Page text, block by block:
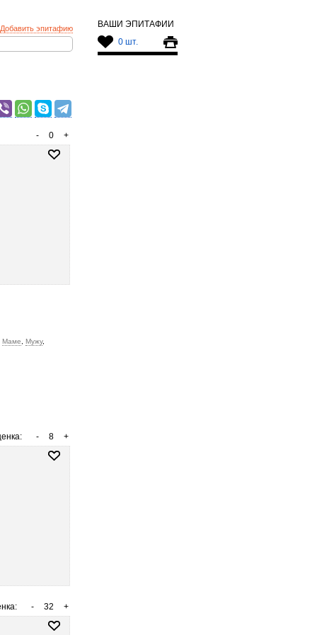
ВАШИ ЭПИТАФИИ
0 шт.
Добавить эпитафию
+
0
-
Маме Мужу,
+
8
-
+
32
-